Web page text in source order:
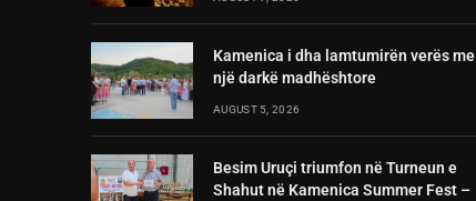
Kamenica i dha lamtumirën verës me
një darkë madhështore
AUGUST 5, 2026
Besim Uruçi triumfon në Turneun e
Shahut në Kamenica Summer Fest –